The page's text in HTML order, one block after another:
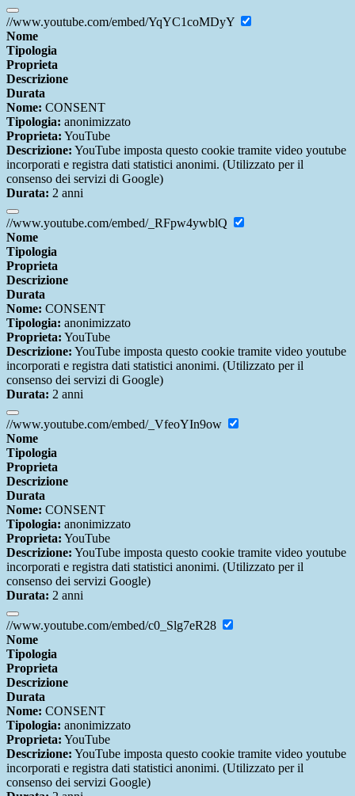
//www.youtube.com/embed/YqYC1coMDyY
Nome
Tipologia
Proprieta
Descrizione
Durata
Nome: CONSENT
Tipologia: anonimizzato
Proprieta: YouTube
Descrizione: YouTube imposta questo cookie tramite video youtube
incorporati e registra dati statistici anonimi. (Utilizzato per il
consenso dei servizi di Google)
Durata: 2 anni
//www.youtube.com/embed/_RFpw4ywblQ
Nome
Tipologia
Proprieta
Descrizione
Durata
Nome: CONSENT
Tipologia: anonimizzato
Proprieta: YouTube
Descrizione: YouTube imposta questo cookie tramite video youtube
incorporati e registra dati statistici anonimi. (Utilizzato per il
consenso dei servizi di Google)
Durata: 2 anni
//www.youtube.com/embed/_VfeoYIn9ow
Nome
Tipologia
Proprieta
Descrizione
Durata
Nome: CONSENT
Tipologia: anonimizzato
Proprieta: YouTube
Descrizione: YouTube imposta questo cookie tramite video youtube
incorporati e registra dati statistici anonimi. (Utilizzato per il
consenso dei servizi Google)
Durata: 2 anni
//www.youtube.com/embed/c0_Slg7eR28
Nome
Tipologia
Proprieta
Descrizione
Durata
Nome: CONSENT
Tipologia: anonimizzato
Proprieta: YouTube
Descrizione: YouTube imposta questo cookie tramite video youtube
incorporati e registra dati statistici anonimi. (Utilizzato per il
consenso dei servizi Google)